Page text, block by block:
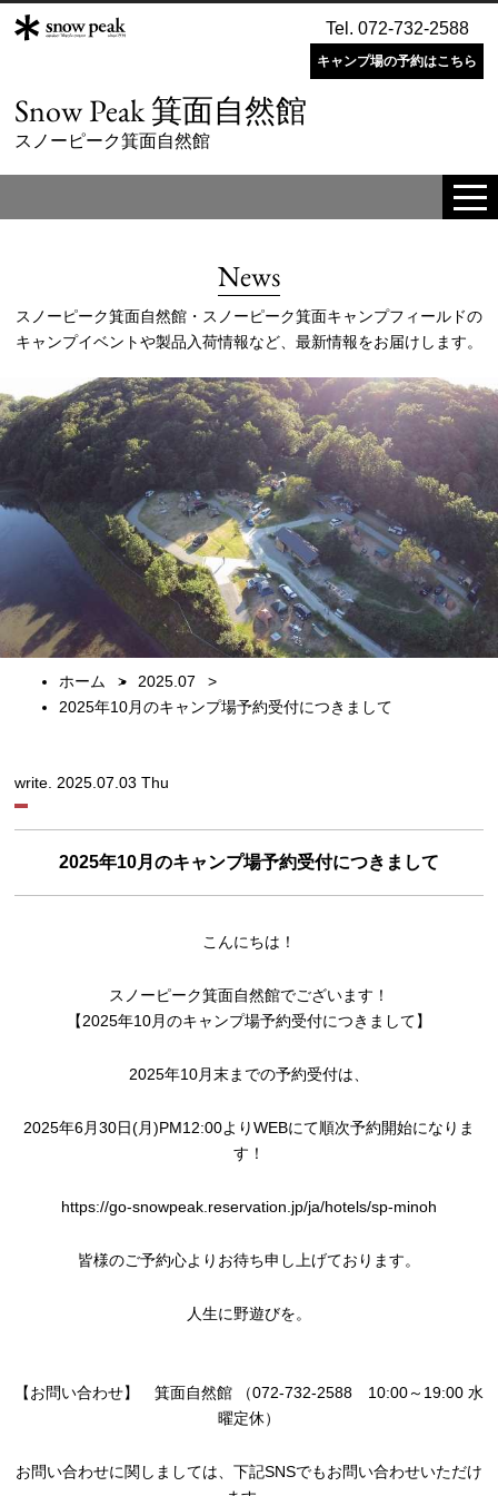
Snow Peak 箕面自然館
スノーピーク箕面自然館
Tel. 072-732-2588
キャンプ場の予約はこちら
News
スノーピーク箕面自然館・スノーピーク箕面キャンプフィールドの
キャンプイベントや製品入荷情報など、最新情報をお届けします。
ホーム
2025.07
2025年10月のキャンプ場予約受付につきまして
write. 2025.07.03 Thu
2025年10月のキャンプ場予約受付につきまして
こんにちは！
スノーピーク箕面自然館でございます！
【2025年10月のキャンプ場予約受付につきまして】
2025年10月末までの予約受付は、
2025年6月30日(月)PM12:00よりWEBにて順次予約開始になりま
す！
https://go-snowpeak.reservation.jp/ja/hotels/sp-minoh
皆様のご予約心よりお待ち申し上げております。
人生に野遊びを。
【お問い合わせ】 箕面自然館 （072-732-2588 10:00～19:00 水
曜定休）
お問い合わせに関しましては、下記SNSでもお問い合わせいただけ